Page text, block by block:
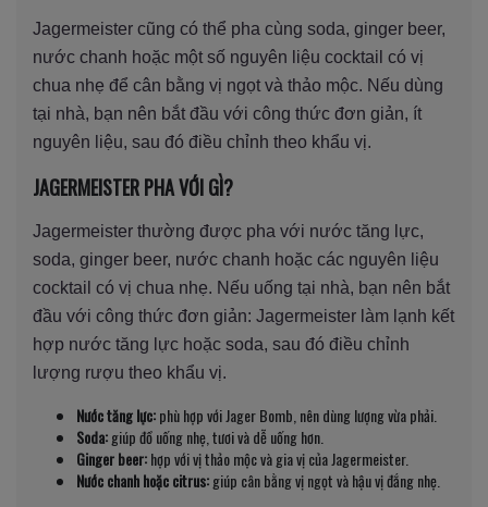
Jagermeister cũng có thể pha cùng soda, ginger beer,
nước chanh hoặc một số nguyên liệu cocktail có vị
chua nhẹ để cân bằng vị ngọt và thảo mộc. Nếu dùng
tại nhà, bạn nên bắt đầu với công thức đơn giản, ít
nguyên liệu, sau đó điều chỉnh theo khẩu vị.
JAGERMEISTER PHA VỚI GÌ?
Jagermeister thường được pha với nước tăng lực,
soda, ginger beer, nước chanh hoặc các nguyên liệu
cocktail có vị chua nhẹ. Nếu uống tại nhà, bạn nên bắt
đầu với công thức đơn giản: Jagermeister làm lạnh kết
hợp nước tăng lực hoặc soda, sau đó điều chỉnh
lượng rượu theo khẩu vị.
Nước tăng lực:phù hợp với Jager Bomb, nên dùng lượng vừa phải.
Soda:giúp đồ uống nhẹ, tươi và dễ uống hơn.
Ginger beer:hợp với vị thảo mộc và gia vị của Jagermeister.
Nước chanh hoặc citrus:giúp cân bằng vị ngọt và hậu vị đắng nhẹ.